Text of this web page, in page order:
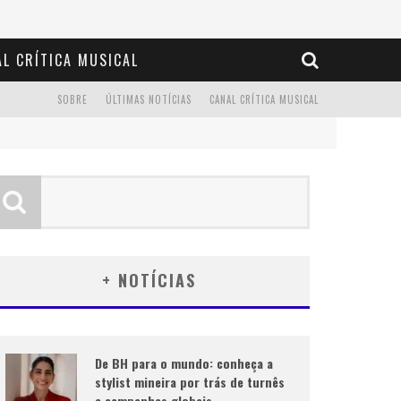
CRÍTICA MUSICAL
CANAL CRÍTICA MUSICAL
ÚLTIMAS NOTÍCIAS
SOBRE
+ NOTÍCIAS
De BH para o mundo: conheça a
stylist mineira por trás de turnês